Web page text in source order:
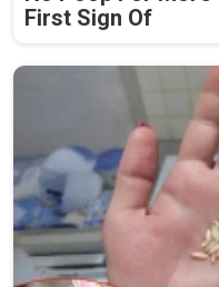
First Sign Of